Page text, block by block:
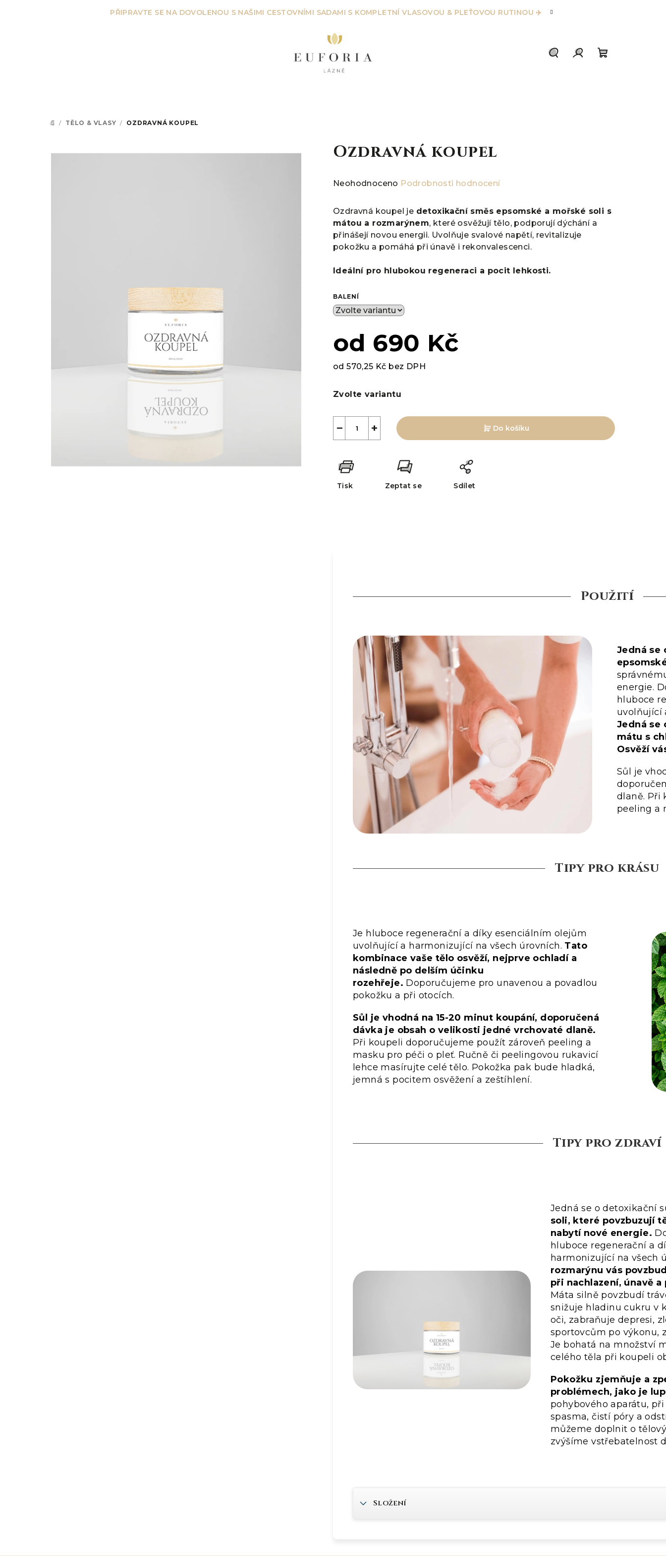
PŘIPRAVTE SE NA DOVOLENOU S NAŠIMI CESTOVNÍMI SADAMI S KOMPLETNÍ VLASOVOU & PLEŤOVOU RUTINOU ✈️
DOMŮ
/ TĚLO & VLASY / OZDRAVNÁ KOUPEL
Ozdravná koupel
Průměrné
produktu
0,0
z
5
hvězdiček.
Neohodnoceno Podrobnosti hodnocení
Ozdravná koupel je detoxikační směs epsomské a mořské soli s
mátou a rozmarýnem, které osvěžují tělo, podporují dýchání a
přinášejí novou energii. Uvolňuje svalové napětí, revitalizuje
pokožku a pomáhá při únavě i rekonvalescenci.
Ideální pro hlubokou regeneraci a pocit lehkosti.
BALENÍ
od 690 Kč
od570,25 Kč bez DPH
cena:
Zvolte variantu
+
− Do košíku
Tisk Zeptat se Sdílet
Použití
Jedná se
energie.
hluboce
uvolňující
Jedná se
mátu s
Osvěží
Sůl je
dlaně. Při
peeling a
Tipy pro krásu
Je hluboce regenerační a díky esenciálním olejům
uvolňující a harmonizující na všech úrovních. Tato
kombinace vaše tělo osvěží, nejprve ochladí a
následně po delším účinku
rozehřeje. Doporučujeme pro unavenou a povadlou
pokožku a při otocích.
Sůl je vhodná na 15-20 minut koupání, doporučená
dávka je obsah o velikosti jedné vrchovaté dlaně.
Při koupeli doporučujeme použít zároveň peeling a
masku pro péči o pleť. Ručně či peelingovou rukavicí
lehce masírujte celé tělo. Pokožka pak bude hladká,
jemná s pocitem osvěžení a zeštíhlení.
Tipy pro zdraví
Jedná se o detoxikační
soli, které povzbuzují
nabytí nové energie.
hluboce regenerační a
harmonizující na všech
rozmarýnu vás
při nachlazení, únavě
Máta silně povzbudí
snižuje hladinu cukru v
oči, zabraňuje depresi,
sportovcům po výkonu,
Je bohatá na množství
celého těla při koupeli
Pokožku zjemňuje a
problémech, jako je
pohybového aparátu,
spasma, čistí póry a
můžeme doplnit o
zvýšíme vstřebatelnost
Složení